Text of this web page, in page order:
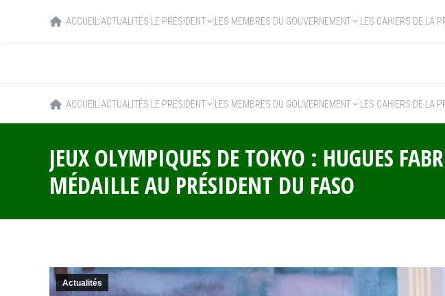
ACCUEIL ACTUALITÉS LE PRÉSIDENT LES MEMBRES DU GOUVERNEMENT LES CAHIERS DE LA
JEUX OLYMPIQUES DE TOKYO : HUGUES
MÉDAILLE AU PRÉSIDENT DU FASO
Actualités
ACCUEIL ACTUALITÉS LE PRÉSIDENT LES MEMBRES DU GOUVERNEMENT LES CAHIERS DE LA